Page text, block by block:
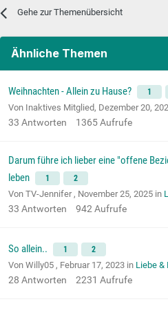
Gehe zur Themenübersicht
Ähnliche Themen
Weihnachten - Allein zu Hause? 1
Von Inaktives Mitglied, Dezember 20,
33 Antworten 1365Aufrufe
Darum führe ich lieber eine "offene
leben
1 2
Von TV-Jennifer , November 25, 2025 in
33 Antworten 942Aufrufe
So allein.. 1 2
Von Willy05 , Februar 17, 2023 in Liebe &
28 Antworten 2231 Aufrufe